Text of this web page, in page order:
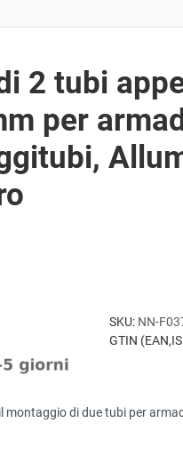
2 tubi
per
SKU: NN-
GTIN
montaggio di due tubi per